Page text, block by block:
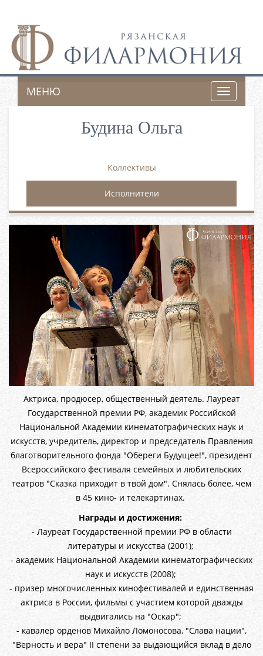
Toggle
МЕНЮ
Будина Ольга
Коллективы
Исполнители
Актриса, продюсер, общественный деятель. Лауреат
Государственной премии РФ, академик Российской
Национальной Академии кинематографических наук и
искусств, учредитель, директор и председатель Правления
благотворительного фонда "Обереги Будущее!", президент
Всероссийского фестиваля семейных и любительских
театров "Сказка приходит в твой дом". Снялась более, чем
в 45 кино- и телекартинах.
Награды и достижения:
- Лауреат Государственной премии РФ в области
литературы и искусства (2001);
- академик Национальной Академии кинематографических
наук и искусств (2008);
- призер многочисленных кинофестивалей и единственная
актриса в России, фильмы с участием которой дважды
выдвигались на "Оскар";
- кавалер орденов Михайло Ломоносова, "Слава нации",
"Верность и вера" II степени за выдающийся вклад в дело